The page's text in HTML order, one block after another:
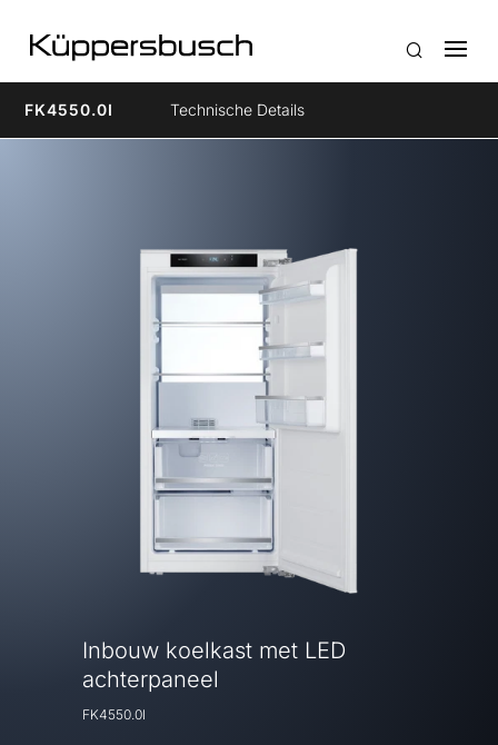
FK4550.0I Technische Details
Inbouw koelkast met LED
achterpaneel
FK4550.0I